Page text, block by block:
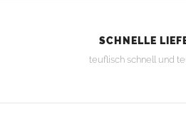
SCHNELLE
teuflisch schnell und